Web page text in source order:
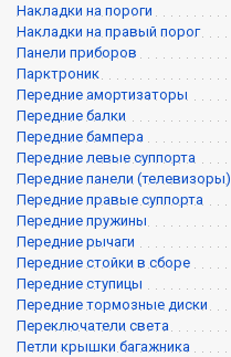
Накладки на пороги
Накладки на правый порог
Панели приборов
Парктроник
Передние амортизаторы
Передние балки
Передние бампера
Передние левые суппорта
Передние панели (телевизоры)
Передние правые суппорта
Передние пружины
Передние рычаги
Передние стойки в сборе
Передние ступицы
Передние тормозные диски
Переключатели света
Петли крышки багажника